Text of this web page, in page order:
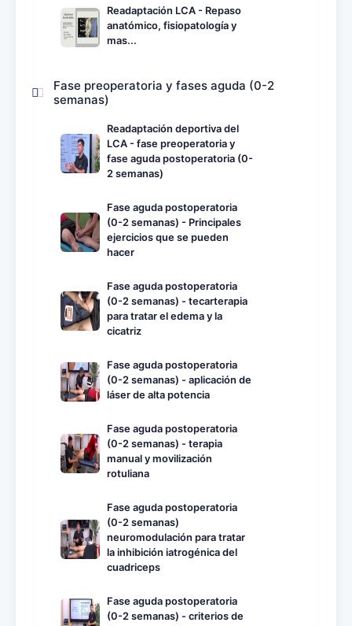
Readaptación LCA - Repaso
anatómico, fisiopatología y
mas...
Fase preoperatoria y fases aguda (0-2
semanas)
Readaptación deportiva del
LCA - fase preoperatoria y
fase aguda postoperatoria (0-
2 semanas)
Fase aguda postoperatoria
(0-2 semanas) - Principales
ejercicios que se pueden
hacer
Fase aguda postoperatoria
(0-2 semanas) - tecarterapia
para tratar el edema y la
cicatriz
Fase aguda postoperatoria
(0-2 semanas) - aplicación de
láser de alta potencia
Fase aguda postoperatoria
(0-2 semanas) - terapia
manual y movilización
rotuliana
Fase aguda postoperatoria
(0-2 semanas)
neuromodulación para tratar
la inhibición iatrogénica del
cuadriceps
Fase aguda postoperatoria
(0-2 semanas) - criterios de